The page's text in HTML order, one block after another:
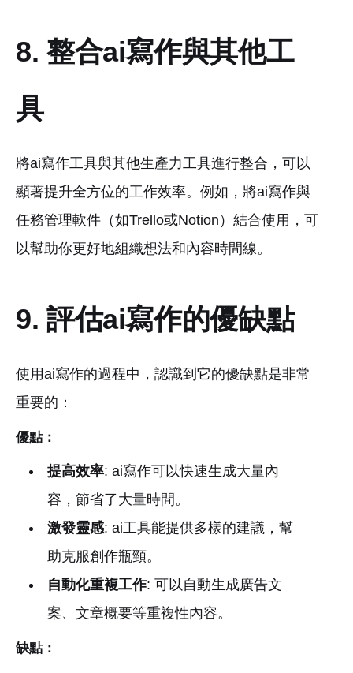
8. 整合ai寫作與其他工
具
將ai寫作工具與其他生產力工具進行整合，可以
顯著提升全方位的工作效率。例如，將ai寫作與
任務管理軟件（如Trello或Notion）結合使用，可
以幫助你更好地組織想法和內容時間線。
9. 評估ai寫作的優缺點
使用ai寫作的過程中，認識到它的優缺點是非常
重要的：
優點：
提高效率: ai寫作可以快速生成大量內
容，節省了大量時間。
激發靈感: ai工具能提供多樣的建議，幫
助克服創作瓶頸。
自動化重複工作: 可以自動生成廣告文
案、文章概要等重複性內容。
缺點：